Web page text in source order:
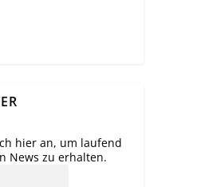
hier an, um laufend
News zu erhalten.